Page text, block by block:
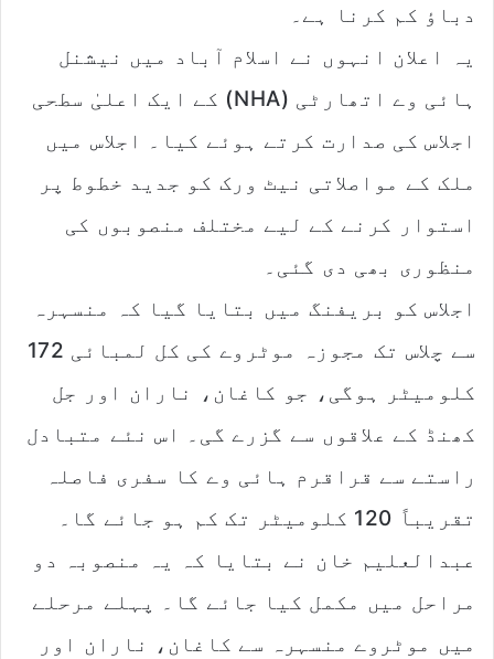
دباؤ کم کرنا ہے۔
یہ اعلان انہوں نے اسلام آباد میں نیشنل
ہائی وے اتھارٹی (NHA) کے ایک اعلیٰ سطحی
اجلاس کی صدارت کرتے ہوئے کیا۔ اجلاس میں
ملک کے مواصلاتی نیٹ ورک کو جدید خطوط پر
استوار کرنے کے لیے مختلف منصوبوں کی
منظوری بھی دی گئی۔
اجلاس کو بریفنگ میں بتایا گیا کہ منسہرہ
سے چلاس تک مجوزہ موٹروے کی کل لمبائی 172
کلومیٹر ہوگی، جو کاغان، ناران اور جل
کھنڈ کے علاقوں سے گزرے گی۔ اس نئے متبادل
راستے سے قراقرم ہائی وے کا سفری فاصلہ
تقریباً 120 کلومیٹر تک کم ہو جائے گا۔
عبدالعلیم خان نے بتایا کہ یہ منصوبہ دو
مراحل میں مکمل کیا جائے گا۔ پہلے مرحلے
میں موٹروے منسہرہ سے کاغان، ناران اور